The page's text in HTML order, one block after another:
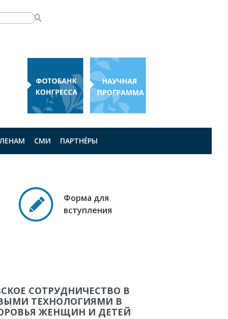
СМИ ПАРТНЁРЫ
Форма для
вступления
СОТРУДНИЧЕСТВО В
ТЕХНОЛОГИЯМИ В
ЖЕНЩИН И ДЕТЕЙ